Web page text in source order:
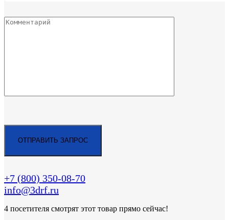
+7 (800) 350-08-70
info@3drf.ru
4 посетителя смотрят этот товар прямо сейчас!